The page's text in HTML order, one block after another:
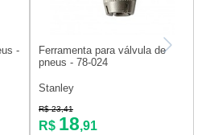
-
Ferramenta para válvula de
pneus - 78-024
Stanley
R$ 23,41
R$ 18,91